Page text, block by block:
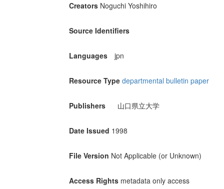
Creators Noguchi Yoshihiro
Source Identifiers
Languages jpn
Resource Type departmental bulletin paper
Publishers 山口県立大学
Date Issued 1998
File Version Not Applicable (or Unknown)
Access Rights metadata only access